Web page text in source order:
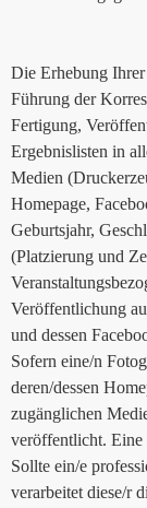
Die Erhebung
Führung der
Fertigung,
Ergebnislisten in
Medien
Homepage,
Geburtsjahr,
(Platzierung und
Veröffentlichung
und dessen
Sofern eine/n
deren/dessen
zugänglichen
veröffentlicht. Eine
Sollte ein/e
verarbeitet diese/r